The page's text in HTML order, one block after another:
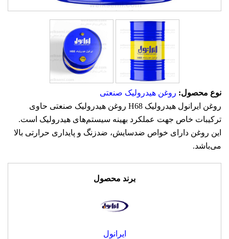
نوع محصول: روغن هیدرولیک صنعتی
روغن ایرانول هیدرولیک H68 روغن هیدرولیک صنعتی حاوی
ترکیبات خاص جهت عملکرد بهینه سیستم‌های هیدرولیک است.
این روغن دارای خواص ضدسایش، ضدزنگ و پایداری حرارتی بالا
می‌باشد.
برند محصول
ایرانول